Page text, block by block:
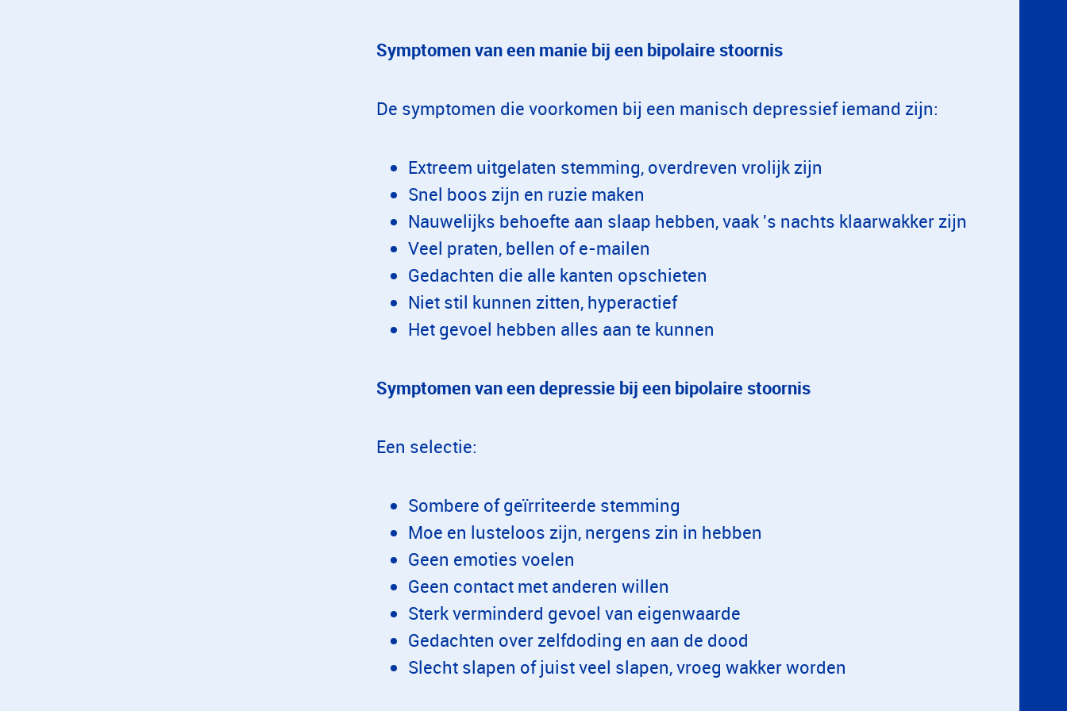
Symptomen van een manie bij een bipolaire stoornis
De symptomen die voorkomen bij een manisch depressief iemand zijn:
Extreem uitgelaten stemming, overdreven vrolijk zijn
Snel boos zijn en ruzie maken
Nauwelijks behoefte aan slaap hebben, vaak 's nachts klaarwakker zijn
Veel praten, bellen of e-mailen
Gedachten die alle kanten opschieten
Niet stil kunnen zitten, hyperactief
Het gevoel hebben alles aan te kunnen
Symptomen van een depressie bij een bipolaire stoornis
Een selectie:
Sombere of geïrriteerde stemming
Moe en lusteloos zijn, nergens zin in hebben
Geen emoties voelen
Geen contact met anderen willen
Sterk verminderd gevoel van eigenwaarde
Gedachten over zelfdoding en aan de dood
Slecht slapen of juist veel slapen, vroeg wakker worden